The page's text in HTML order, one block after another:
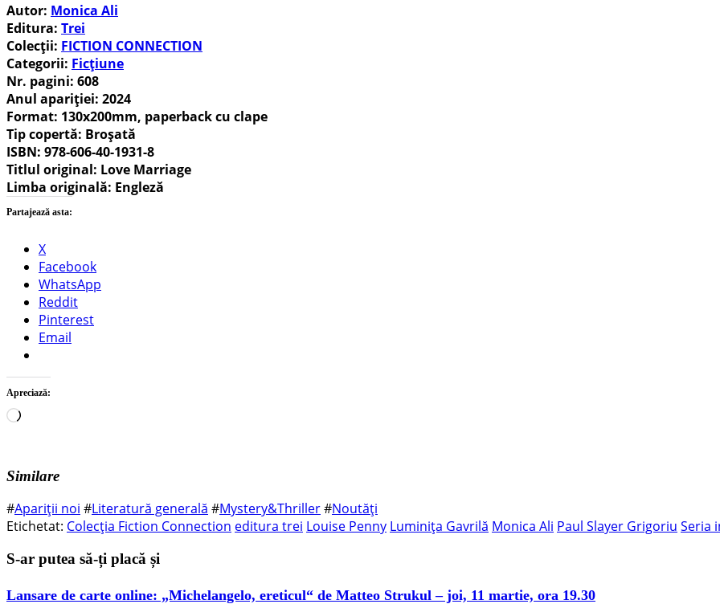
Autor: Monica Ali
Editura: Trei
Colecții: FICTION CONNECTION
Categorii: Ficțiune
Nr. pagini: 608
Anul apariției: 2024
Format: 130x200mm, paperback cu clape
Tip copertă: Broșată
ISBN: 978-606-40-1931-8
Titlul original: Love Marriage
Limba originală: Engleză
Partajează asta:
X
Facebook
WhatsApp
Reddit
Pinterest
Email
Apreciază:
Încarc...
Similare
#Apariții noi #Literatură generală #Mystery&Thriller#Noutăți
Etichetat: Colecția Fiction Connection editura trei Louise Penny Luminița Gavrilă Monica Ali Paul Slayer Grigoriu Seria
S-ar putea să-ți placă și
Lansare de carte online: „Michelangelo, ereticul“ de Matteo Strukul – joi, 11 martie, ora 19.30